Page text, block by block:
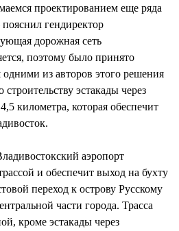
проектированием еще ряда
гендиректор
дорожная сеть
поэтому было принято
из авторов этого решения
строительству эстакады через
километра, которая обеспечит
аэропорт
и обеспечит выход на бухту
переход к острову Русскому
части города. Трасса
кроме эстакады через